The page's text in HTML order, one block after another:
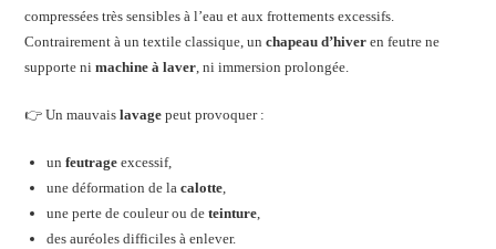
compressées très sensibles à l’eau et aux frottements excessifs.
Contrairement à un textile classique, unchapeau d’hiver en feutre ne
supporte nimachine à laver , ni immersion prolongée.
👉 Un mauvaislavage peut provoquer :
unfeutrage excessif,
une déformation de lacalotte
une perte de couleur ou deteinture
des auréoles difficiles à enlever.